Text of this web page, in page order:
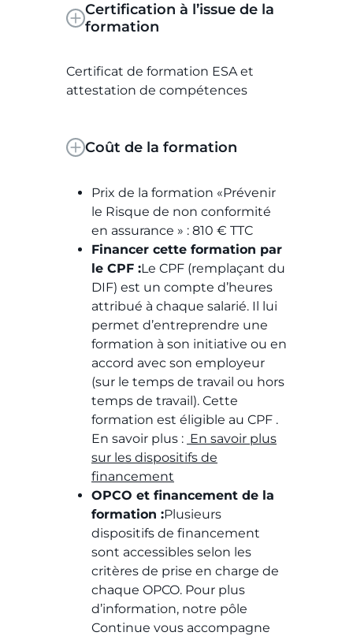
Certification à l’issue de la
formation
Certificat de formation ESA et
attestation de compétences
Coût de la formation
Prix de la formation «Prévenir
le Risque de non conformité
en assurance » : 810 € TTC
Financer cette formation par
le CPF :Le CPF (remplaçant du
DIF) est un compte d’heures
attribué à chaque salarié. Il lui
permet d’entreprendre une
formation à son initiative ou en
accord avec son employeur
(sur le temps de travail ou hors
temps de travail). Cette
formation est éligible au CPF .
En savoir plus : En savoir plus
sur les dispositifs de
financement
OPCO et financement de la
formation :Plusieurs
dispositifs de financement
sont accessibles selon les
critères de prise en charge de
chaque OPCO. Pour plus
d’information, notre pôle
Continue vous accompagne